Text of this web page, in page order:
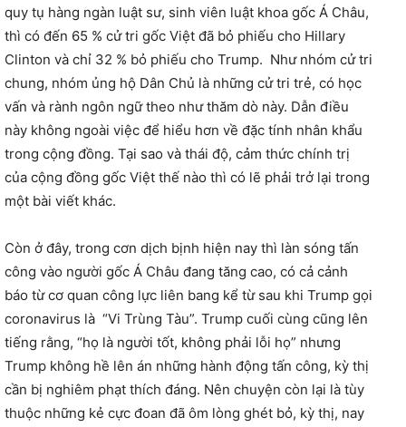
quy tụ hàng ngàn luật sư, sinh viên luật khoa gốc Á Châu,
thì có đến 65 % cử tri gốc Việt đã bỏ phiếu cho Hillary
Clinton và chỉ 32 % bỏ phiếu cho Trump. Như nhóm cử tri
chung, nhóm ủng hộ Dân Chủ là những cử tri trẻ, có học
vấn và rành ngôn ngữ theo như thăm dò này. Dẫn điều
này không ngoài việc để hiểu hơn về đặc tính nhân khẩu
trong cộng đồng. Tại sao và thái độ, cảm thức chính trị
của cộng đồng gốc Việt thế nào thì có lẽ phải trở lại trong
một bài viết khác.
Còn ở đây, trong cơn dịch bịnh hiện nay thì làn sóng tấn
công vào người gốc Á Châu đang tăng cao, có cả cảnh
báo từ cơ quan công lực liên bang kể từ sau khi Trump gọi
coronavirus là “Vi Trùng Tàu”. Trump cuối cùng cũng lên
tiếng rằng, “họ là người tốt, không phải lỗi họ” nhưng
Trump không hề lên án những hành động tấn công, kỳ thị
cần bị nghiêm phạt thích đáng. Nên chuyện còn lại là tùy
thuộc những kẻ cực đoan đã ôm lòng ghét bỏ, kỳ thị, nay